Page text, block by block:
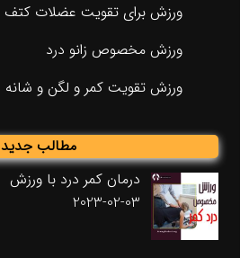
ورزش برای تقویت عضلات کتف
ورزش مخصوص زانو درد
ورزش تقویت کمر و لگن و شانه
مطالب جدید
درمان کمر درد با ورزش
2023-02-03